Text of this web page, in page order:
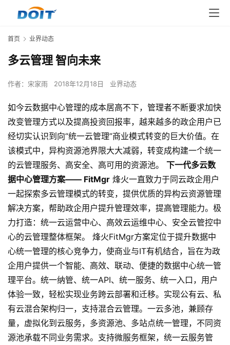
首页 业界动态
多云管理 智向未来
作者： 宋家雨 2018年12月18日 业界动态
如今云数据中心管理的成本居高不下，管理者不断要求加快
改变管理方式以及提高投资回报率，越来越多的政企用户已
经切实认识到向“统一云管理”商业模式转变的巨大价值。在
该模式中，异构资源池界限大大减弱，转变成构建一个统一
的云管理服务、高安全、高可用的资源池。 下一代多云数
据中心管理方案—— FitMgr 烽火一直致力于同云政企用户
一起探索多云管理模式的转变，提供优质的异构云资源管理
解决方案，帮助政企用户提升管理效率，提高管理能力。极
力打造：统一云运营中心、高效云运维中心、安全云管控中
心的云管理整体框架。 烽火FitMgr方案定位于提升数据中
心统一管理的核心竞争力，使商业与IT有机结合，旨在为政
企用户提供一个智能、高效、联动、便捷的数据中心统一管
理平台。统一纳管、统一API、统一服务、统一入口，用户
体验一致，轻松实现业务跨云部署和迁移。实现公有云、私
有云混合架构归一，支持混合云管理。一云多池，兼顾存
量，虚拟化到云服务，多资源池、多站点统一管理，不同资
源池承载不同业务需求。支持微服务框架，统一云服务管